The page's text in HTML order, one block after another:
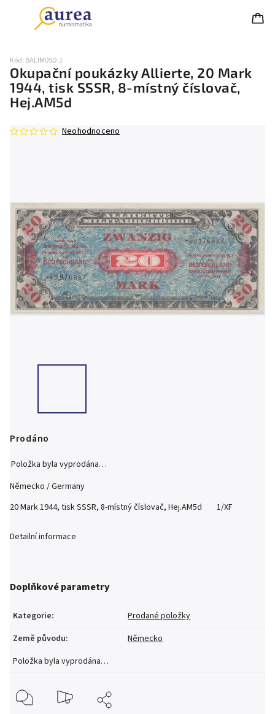
Okupační poukázky Allierte, 20 Mark
1944, tisk SSSR, 8-místný číslovač,
Hej.AM5d
Kód: BALIM05D.1
Neohodnoceno
Prodáno
Položka byla vyprodána…
Německo / Germany
20 Mark 1944, tisk SSSR, 8-místný číslovač, Hej.AM5d 1/XF
Detailní informace
Doplňkové parametry
Kategorie:
Prodané položky
Země původu:
Německo
Položka byla vyprodána…